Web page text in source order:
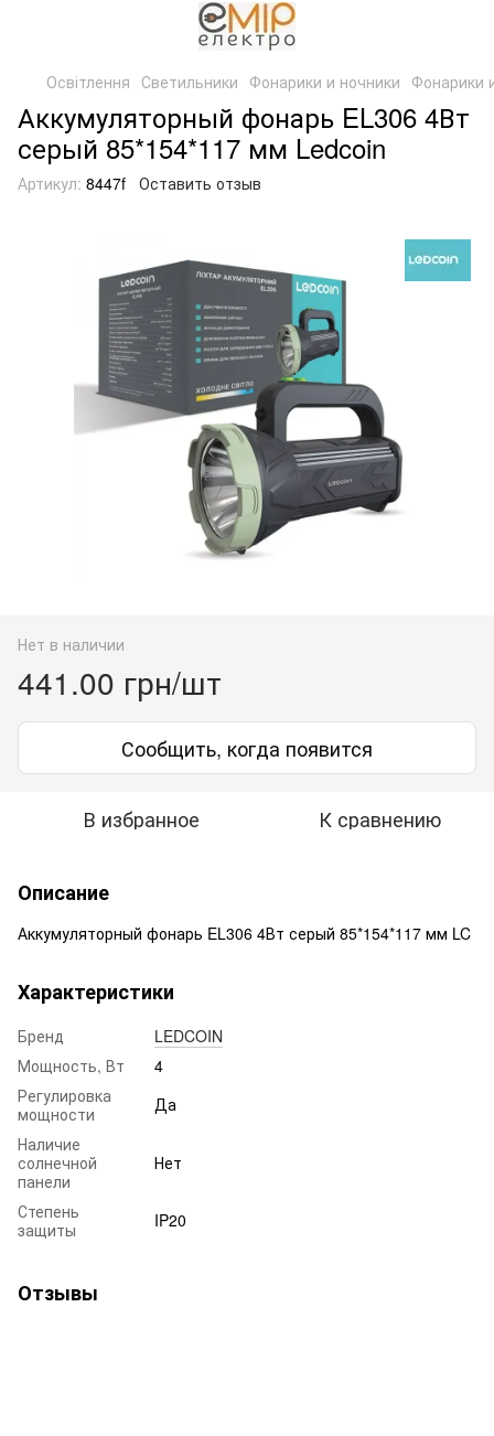
Освітлення Светильники Фонарики и ночники Фонарики
Аккумуляторный фонарь EL306 4Вт
серый 85*154*117 мм Ledcoin
Артикул: 8447f Оставить отзыв
Нет в наличии
441.00 грн/шт
Сообщить, когда появится
В избранное К сравнению
Описание
Аккумуляторный фонарь EL306 4Вт серый 85*154*117 мм LC
Характеристики
Бренд
LEDCOIN
Мощность, Вт
4
Регулировка
мощности
Да
Наличие
солнечной
панели
Нет
Степень
защиты
IP20
Отзывы